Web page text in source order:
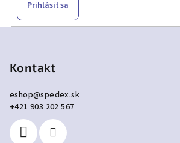
Prihlásiť sa
Kontakt
eshop@spedex.sk
+421 903 202 567